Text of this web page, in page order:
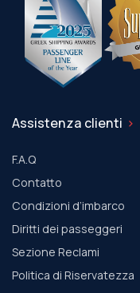
Assistenza clienti
F.A.Q
Contatto
Condizioni d’imbarco
Diritti dei passeggeri
Sezione Reclami
Politica di Riservatezza